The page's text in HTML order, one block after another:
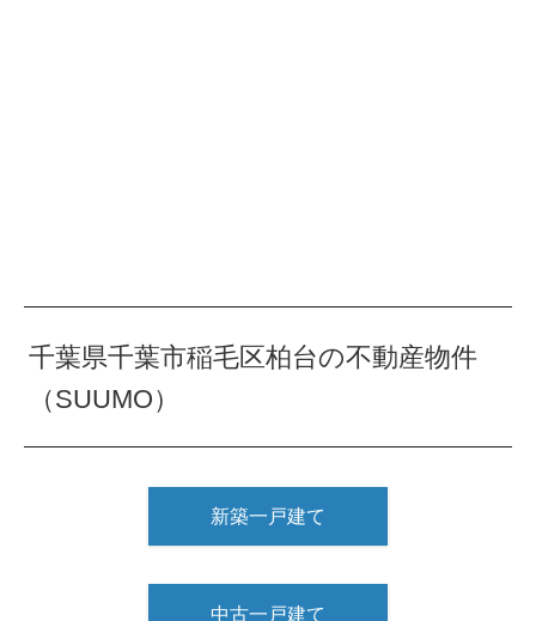
千葉県千葉市稲毛区柏台の不動産物件
（SUUMO）
新築一戸建て
中古一戸建て